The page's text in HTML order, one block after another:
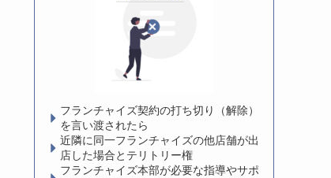
フランチャイズ契約の打ち切り（解除）
を言い渡されたら
近隣に同一フランチャイズの他店舗が出
店した場合とテリトリー権
フランチャイズ本部が必要な指導やサポ